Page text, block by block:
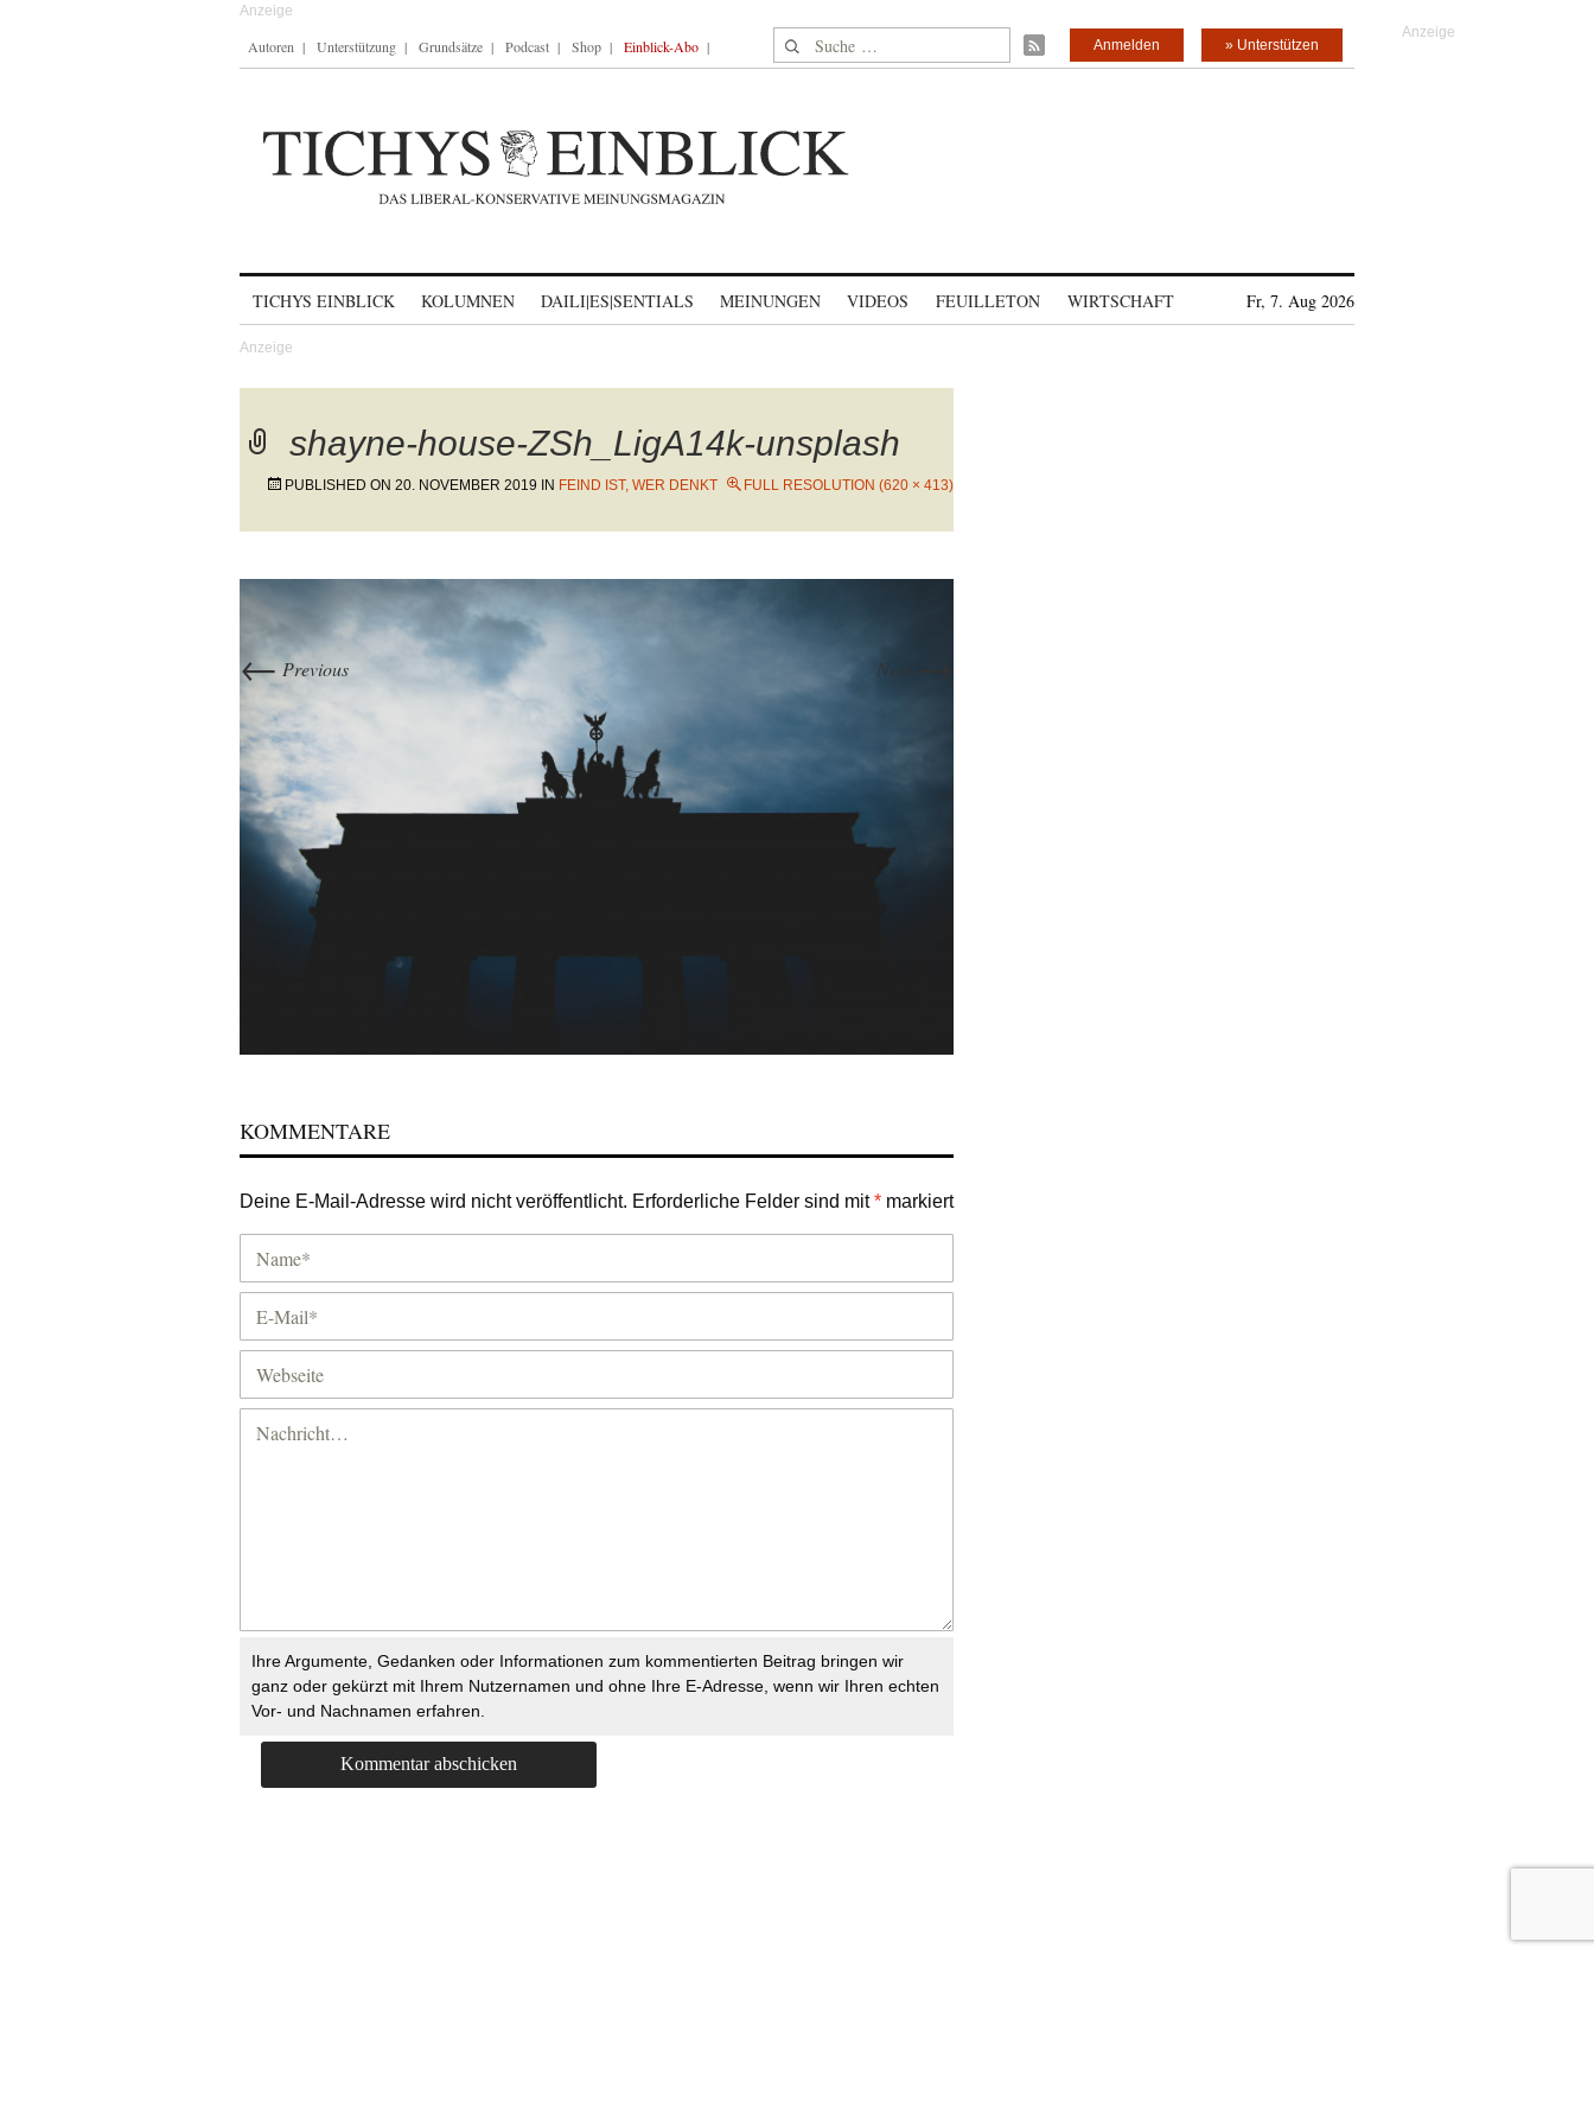
Autoren Unterstützung Grundsätze Podcast Shop Einblick-Abo Suche nach: » Unterstützen
Anmelden
TICHYS EINBLICK KOLUMNEN DAILI|ES|SENTIALS MEINUNGEN VIDEOS FEUILLETON WIRTSCHAFT Fr, 7. Aug 2026
shayne-house-ZSh_LigA14k-unsplash
PUBLISHED ON 20. NOVEMBER 2019 IN FEIND IST, WER DENKT FULL RESOLUTION (620 × 413)
←Previous Next
KOMMENTARE
Deine E-Mail-Adresse wird nicht veröffentlicht. Erforderliche Felder sind mit* markiert
Ihre Argumente, Gedanken oder Informationen zum kommentierten Beitrag bringen wir
ganz oder gekürzt mit Ihrem Nutzernamen und ohne Ihre E-Adresse, wenn wir Ihren echten
Vor- und Nachnamen erfahren.